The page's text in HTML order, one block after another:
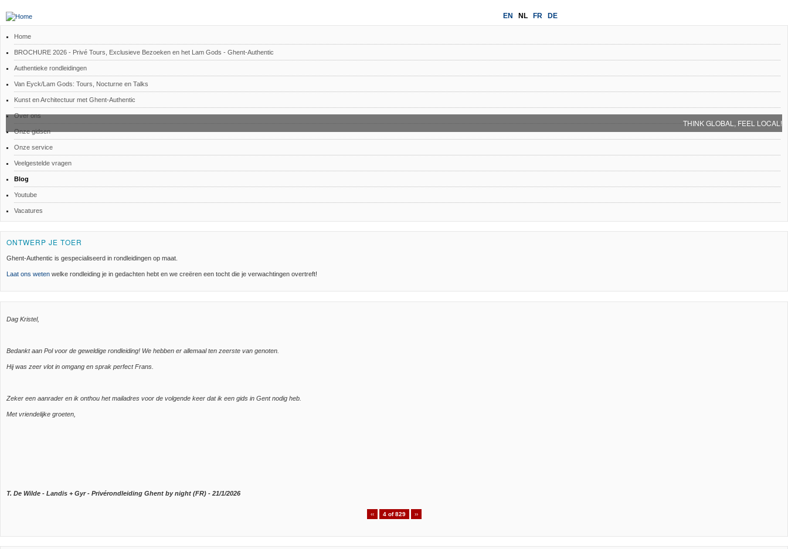
EN NL FR DE
THINK GLOBAL, FEEL LOCAL!
Home
BROCHURE 2026 - Privé Tours, Exclusieve Bezoeken en het Lam Gods - Ghent-Authentic
Authentieke rondleidingen
Van Eyck/Lam Gods: Tours, Nocturne en Talks
Kunst en Architectuur met Ghent-Authentic
Over ons
Onze gidsen
Onze service
Veelgestelde vragen
Blog
Youtube
Vacatures
ONTWERP JE TOER
Ghent-Authentic is gespecialiseerd in rondleidingen op maat.
Laat ons weten welke rondleiding je in gedachten hebt en we creëren een tocht die je verwachtingen overtreft!
Dag Kristel,
Bedankt aan Pol voor de geweldige rondleiding! We hebben er allemaal ten zeerste van genoten.
Hij was zeer vlot in omgang en sprak perfect Frans.
Zeker een aanrader en ik onthou het mailadres voor de volgende keer dat ik een gids in Gent nodig heb.
Met vriendelijke groeten,
T. De Wilde - Landis + Gyr - Privérondleiding Ghent by night (FR) - 21/1/2026
‹‹ 4 of 829 ››